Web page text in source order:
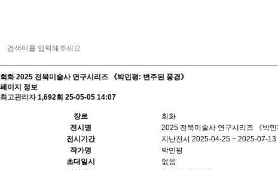
회화 2025 전북미술사 연구시리즈 《박민평: 변주된 풍경》
페이지 정보
최고관리자 1,692회 25-05-05 14:07
장르
회화
전시명
2025 전북미술사 연구시리즈 《박민
전시기간
지난전시 2025-04-25 ~ 2025-07-13
작가명
박민평
초대일시
없음